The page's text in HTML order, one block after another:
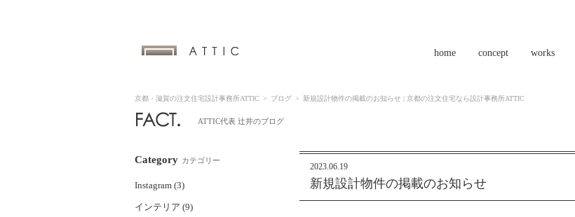
home concept works
京都・滋賀の注文住宅設計事務所ATTIC > ブログ > 新規設計物件の掲載のお知らせ | 京都の注文住宅なら設計事務所ATTIC
ATTIC代表 辻井のブログ
2023.06.19
新規設計物件の掲載のお知らせ
Category カテゴリー
Instagram (3)
インテリア (9)